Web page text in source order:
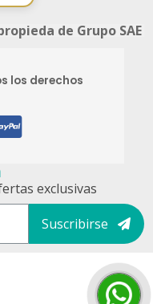
de Grupo SAE
los derechos
exclusivas
Suscribirse